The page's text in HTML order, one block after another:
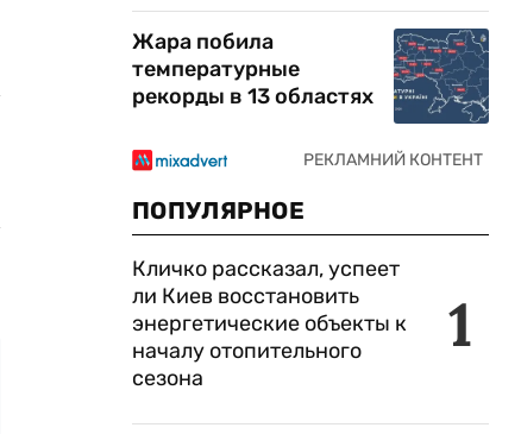
Жара побила
температурные
рекорды в 13 областях
ПОПУЛЯРНОЕ
1
Кличко рассказал, успеет
ли Киев восстановить
энергетические объекты к
началу отопительного
сезона